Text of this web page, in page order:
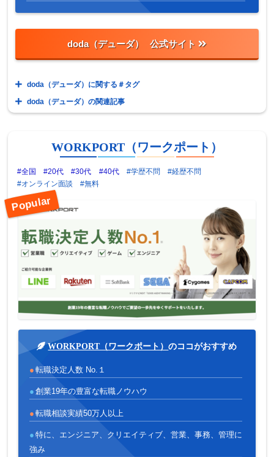
doda（デューダ）
doda（デューダ）に関する＃タグ
doda（デューダ）の関連記事
WORKPORT（ワークポート）
#全国 #20代 #30代 #40代 #学歴不問
#経歴不問
#オンライン面談
#無料
WORKPORT（ワークポート）のココがおすすめ
転職決定人数 No.１
創業19年の豊富な転職ノウハウ
転職相談実績50万人以上
特に、エンジニア、クリエイティブ、営業、事務、管理に
強み